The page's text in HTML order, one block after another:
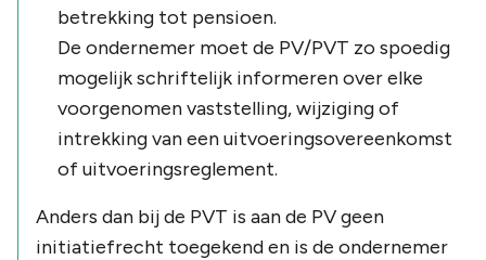
betrekking tot pensioen.
De ondernemer moet de PV/PVT zo spoedig
mogelijk schriftelijk informeren over elke
voorgenomen vaststelling, wijziging of
intrekking van een uitvoeringsovereenkomst
of uitvoeringsreglement.
Anders dan bij de PVT is aan de PV geen
initiatiefrecht toegekend en is de ondernemer